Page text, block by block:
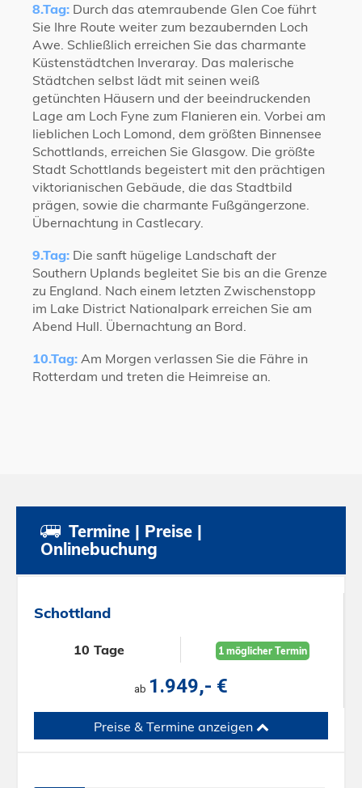
8.Tag: Durch das atemraubende Glen Coe führt
Sie Ihre Route weiter zum bezaubernden Loch
Awe. Schließlich erreichen Sie das charmante
Küstenstädtchen Inveraray. Das malerische
Städtchen selbst lädt mit seinen weiß
getünchten Häusern und der beeindruckenden
Lage am Loch Fyne zum Flanieren ein. Vorbei am
lieblichen Loch Lomond, dem größten Binnensee
Schottlands, erreichen Sie Glasgow. Die größte
Stadt Schottlands begeistert mit den prächtigen
viktorianischen Gebäude, die das Stadtbild
prägen, sowie die charmante Fußgängerzone.
Übernachtung in Castlecary.
9.Tag: Die sanft hügelige Landschaft der
Southern Uplands begleitet Sie bis an die Grenze
zu England. Nach einem letzten Zwischenstopp
im Lake District Nationalpark erreichen Sie am
Abend Hull. Übernachtung an Bord.
10.Tag: Am Morgen verlassen Sie die Fähre in
Rotterdam und treten die Heimreise an.
Termine | Preise |
Onlinebuchung
Schottland
10 Tage 1 möglicher Termin
ab 1.949,- €
Preise & Termine anzeigen